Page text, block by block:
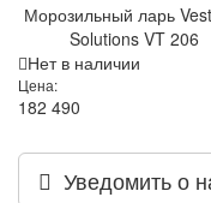
Морозильный ларь
Solutions VT 206
Нет в наличии
Цена:
182 490
Уведомить о